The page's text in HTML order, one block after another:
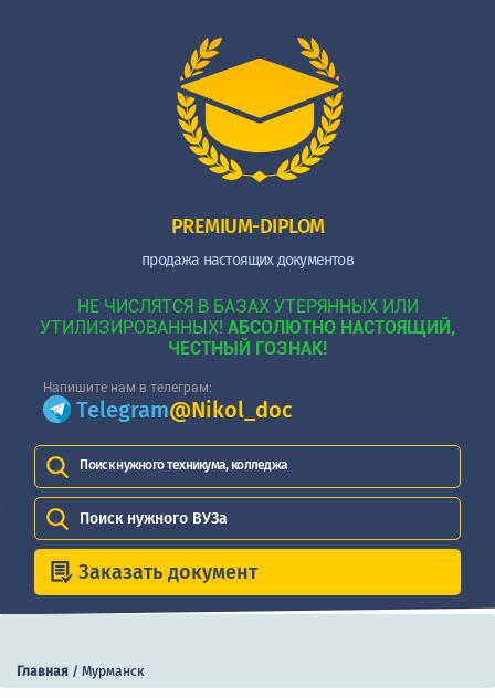
PREMIUM-DIPLOM
продажа настоящих документов
НЕ ЧИСЛЯТСЯ В БАЗАХ УТЕРЯННЫХ ИЛИ
УТИЛИЗИРОВАННЫХ! АБСОЛЮТНО НАСТОЯЩИЙ,
ЧЕСТНЫЙ ГОЗНАК!
Напишите нам в телеграм:
Telegram@Nikol_doc
Поиск нужного техникума, колледжа
Поиск нужного ВУЗа
Заказать документ
Главная / Мурманск